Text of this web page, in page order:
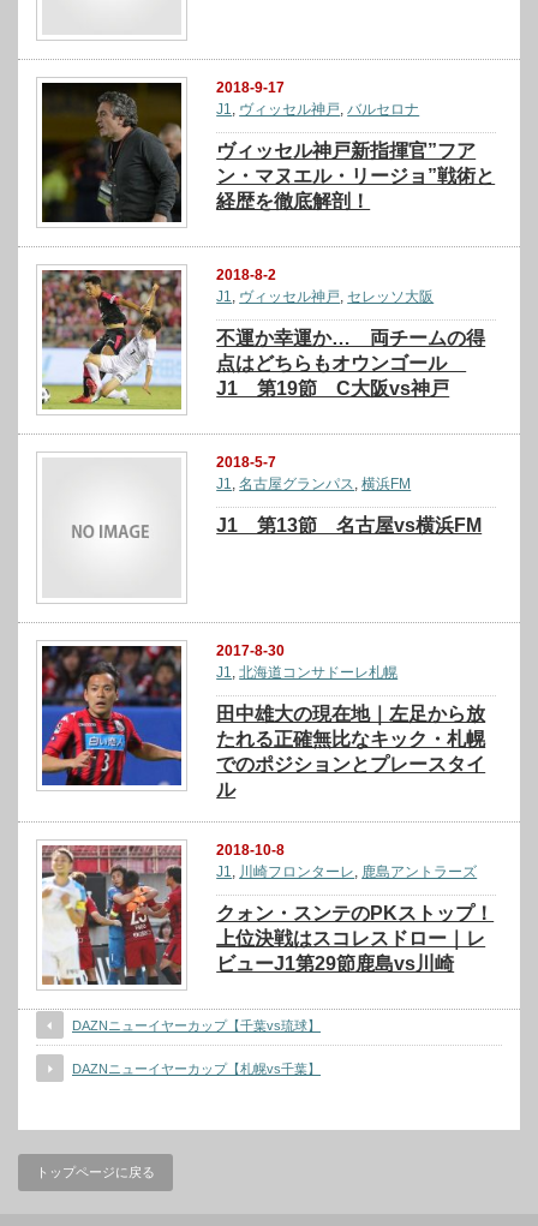
2018-9-17
J1
ヴィッセル神戸 バルセロナ
ヴィッセル神戸新指揮官”フア
ン・マヌエル・リージョ”戦術と
経歴を徹底解剖！
2018-8-2
J1, ヴィッセル神戸, セレッソ大阪
不運か幸運か… 両チームの得
点はどちらもオウンゴール
J1 第19節 C大阪vs神戸
2018-5-7
J1,名古屋グランパス,横浜FM
J1 第13節 名古屋vs横浜FM
2017-8-30
J1,北海道コンサドーレ札幌
田中雄大の現在地｜左足から放
たれる正確無比なキック・札幌
でのポジションとプレースタイ
ル
2018-10-8
J1, 川崎フロンターレ, 鹿島アントラーズ
クォン・スンテのPKストップ！
上位決戦はスコレスドロー｜レ
ビューJ1第29節鹿島vs川崎
DAZNニューイヤーカップ【千葉vs琉球】
DAZNニューイヤーカップ【札幌vs千葉】
トップページに戻る